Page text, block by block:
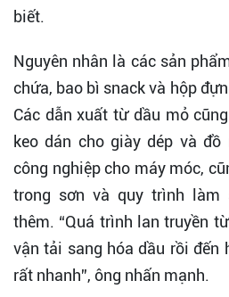
biết.
Nguyên nhân là các sản
chứa, bao bì snack và hộp
Các dẫn xuất từ dầu mỏ
keo dán cho giày dép và
công nghiệp cho máy móc,
trong sơn và quy trình làm
thêm. “Quá trình lan truyền
vận tải sang hóa dầu rồi đến
rất nhanh”, ông nhấn mạnh.